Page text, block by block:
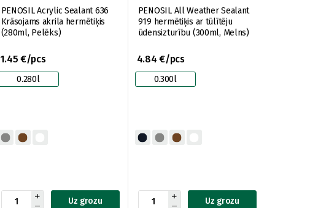
PENOSIL Acrylic Sealant 636
Krāsojams akrila hermētiķis
(280ml, Pelēks)
1.45 €/pcs
0.280l
Uz grozu
PENOSIL All Weather Sealant
919 hermētiķis ar tūlītēju
ūdensizturību (300ml, Melns)
4.84 €/pcs
0.300l
Uz grozu